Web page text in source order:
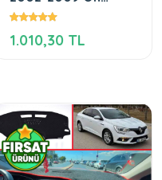
Torpido Koruma
1.010,30 TL